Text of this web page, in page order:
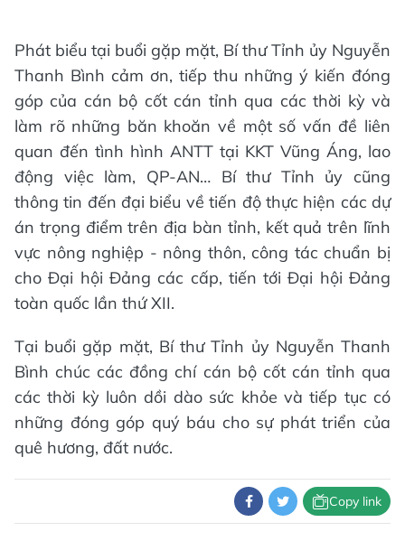
Phát biểu tại buổi gặp mặt, Bí thư Tỉnh ủy Nguyễn
Thanh Bình cảm ơn, tiếp thu những ý kiến đóng
góp của cán bộ cốt cán tỉnh qua các thời kỳ và
làm rõ những băn khoăn về một số vấn đề liên
quan đến tình hình ANTT tại KKT Vũng Áng, lao
động việc làm, QP-AN… Bí thư Tỉnh ủy cũng
thông tin đến đại biểu về tiến độ thực hiện các dự
án trọng điểm trên địa bàn tỉnh, kết quả trên lĩnh
vực nông nghiệp - nông thôn, công tác chuẩn bị
cho Đại hội Đảng các cấp, tiến tới Đại hội Đảng
toàn quốc lần thứ XII.
Tại buổi gặp mặt, Bí thư Tỉnh ủy Nguyễn Thanh
Bình chúc các đồng chí cán bộ cốt cán tỉnh qua
các thời kỳ luôn dồi dào sức khỏe và tiếp tục có
những đóng góp quý báu cho sự phát triển của
quê hương, đất nước.
Copy link